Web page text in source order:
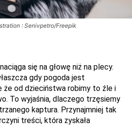
: Senivpetro/Freepik
się na głowę niż na plecy.
gdy pogoda jest
że od dzieciństwa robimy to źle i
To wyjaśnia, dlaczego trzęsiemy
kaptura. Przynajmniej tak
treści, która zyskała